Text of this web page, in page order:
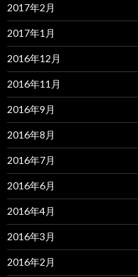
2017年2月
2017年1月
2016年12月
2016年11月
2016年9月
2016年8月
2016年7月
2016年6月
2016年4月
2016年3月
2016年2月